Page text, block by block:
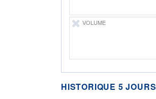
VOLUME
HISTORIQUE 5 JOURS